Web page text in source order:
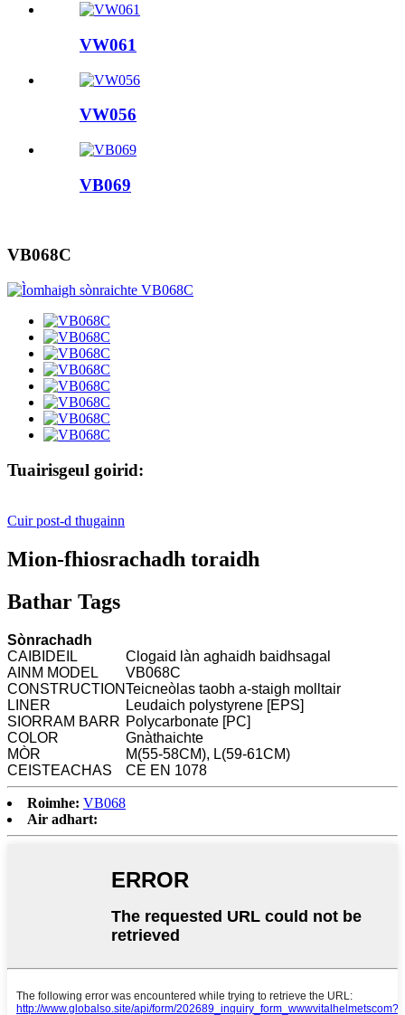
VW061
VW056
VB069
VB068C
Tuairisgeul goirid:
Cuir post-d thugainn
Mion-fhiosrachadh toraidh
Bathar Tags
Sònrachadh
CAIBIDEIL
Clogaid làn aghaidh baidhsagal
AINM MODEL
VB068C
CONSTRUCTIONTeicneòlas taobh a-staigh molltair
LINER
Leudaich polystyrene [EPS]
SIORRAM BARR Polycarbonate [PC]
COLOR
Gnàthaichte
MÒR
M(55-58CM), L(59-61CM)
CEISTEACHAS
CE EN 1078
Roimhe: VB068
Air adhart: